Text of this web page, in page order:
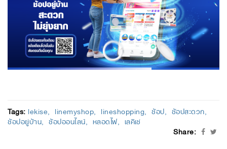
Tags: lekise linemyshop lineshopping ช้อป ช้อปสะดวก
ช้อปอยู่บ้าน ช้อปออนไลน์ หลอดไฟ เลคิเซ่
Share: